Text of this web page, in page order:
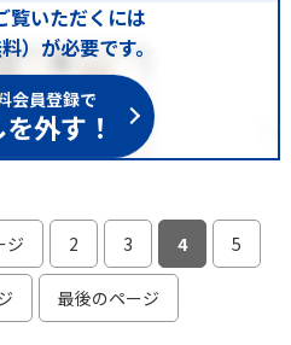
覧いただくには
）が必要です。
会員登録で
外す！
ジ 2 3 4 5
最後のページ